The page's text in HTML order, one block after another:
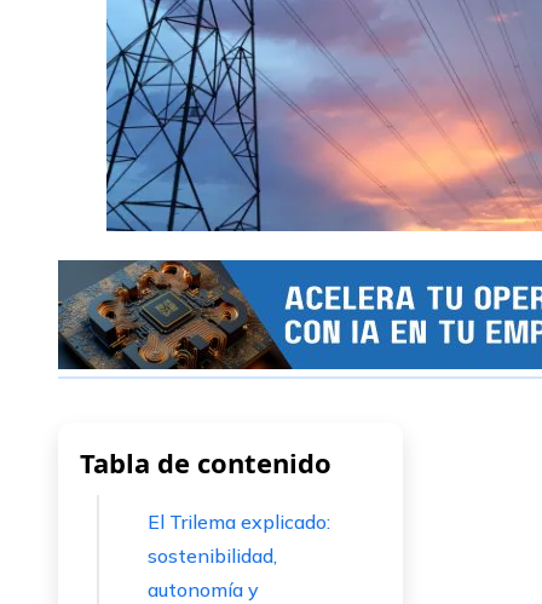
Tabla de contenido
El Trilema explicado:
sostenibilidad,
autonomía y